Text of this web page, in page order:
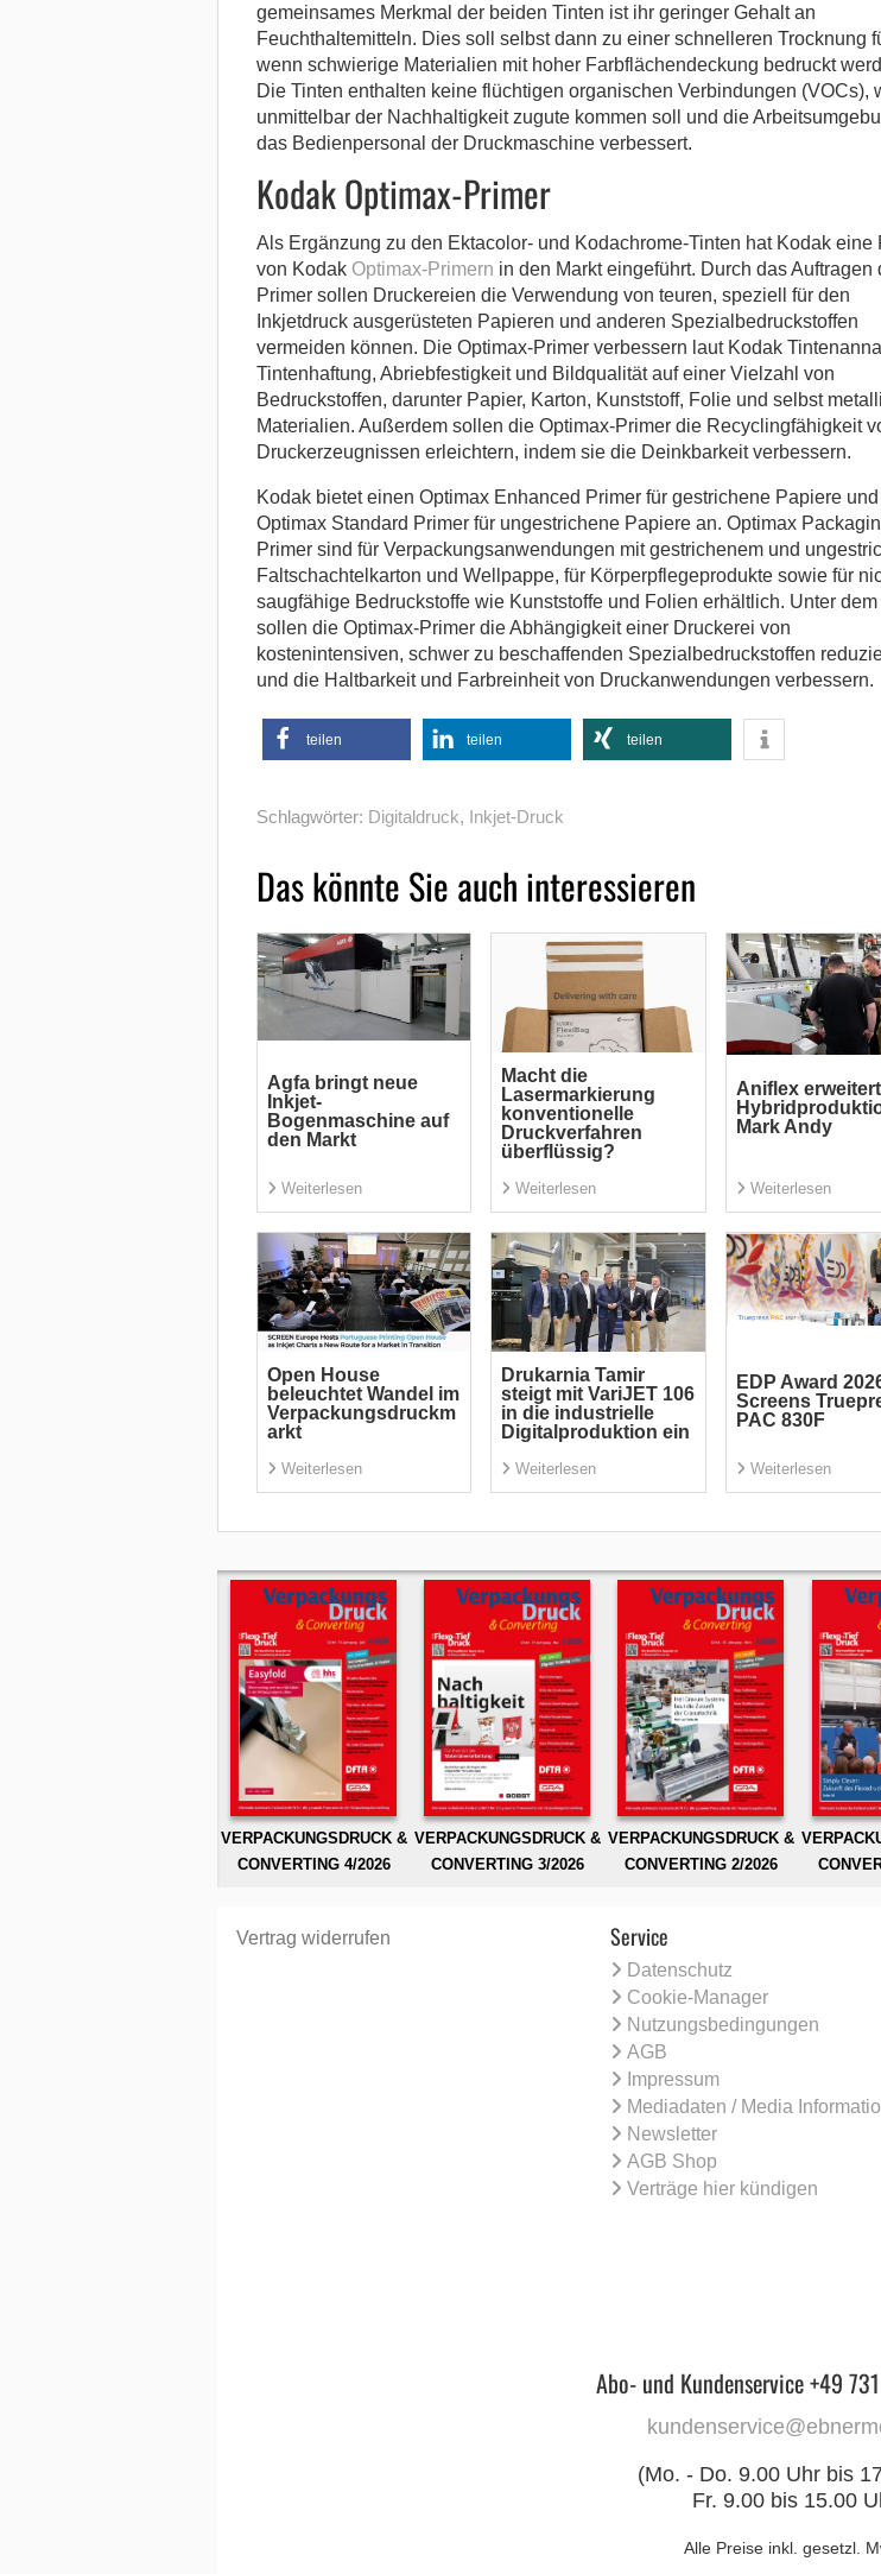
gemeinsames Merkmal der beiden Tinten ist ihr geringer Gehalt an
Feuchthaltemitteln. Dies soll selbst dann zu einer schnelleren Trocknung
wenn schwierige Materialien mit hoher Farbflächendeckung bedruckt
Die Tinten enthalten keine flüchtigen organischen Verbindungen (VOCs),
unmittelbar der Nachhaltigkeit zugute kommen soll und die
das Bedienpersonal der Druckmaschine verbessert.
Kodak Optimax-Primer
Als Ergänzung zu den Ektacolor- und Kodachrome-Tinten hat Kodak eine
von Kodak Optimax-Primern in den Markt eingeführt. Durch das Auftragen
Primer sollen Druckereien die Verwendung von teuren, speziell für den
Inkjetdruck ausgerüsteten Papieren und anderen Spezialbedruckstoffen
vermeiden können. Die Optimax-Primer verbessern laut Kodak
Tintenhaftung, Abriebfestigkeit und Bildqualität auf einer Vielzahl von
Bedruckstoffen, darunter Papier, Karton, Kunststoff, Folie und selbst
Materialien. Außerdem sollen die Optimax-Primer die Recyclingfähigkeit
Druckerzeugnissen erleichtern, indem sie die Deinkbarkeit verbessern.
Kodak bietet einen Optimax Enhanced Primer für gestrichene Papiere
Optimax Standard Primer für ungestrichene Papiere an. Optimax
Primer sind für Verpackungsanwendungen mit gestrichenem und
Faltschachtelkarton und Wellpappe, für Körperpflegeprodukte sowie für
saugfähige Bedruckstoffe wie Kunststoffe und Folien erhältlich. Unter dem
sollen die Optimax-Primer die Abhängigkeit einer Druckerei von
kostenintensiven, schwer zu beschaffenden Spezialbedruckstoffen
und die Haltbarkeit und Farbreinheit von Druckanwendungen verbessern.
teilen teilen teilen
Schlagwörter: Digitaldruck, Inkjet-Druck
Das könnte Sie auch interessieren
Agfa bringt neue
Inkjet-
Bogenmaschine auf
den Markt
Weiterlesen
Macht die
Lasermarkierung
konventionelle
Druckverfahren
überflüssig?
Weiterlesen
Aniflex erweitert
Mark Andy
Weiterlesen
Open House
beleuchtet Wandel im
Verpackungsdruckm
arkt
Weiterlesen
Drukarnia Tamir
steigt mit VariJET 106
in die industrielle
Digitalproduktion ein
Weiterlesen
EDP Award
Screens
PAC 830F
Weiterlesen
VERPACKUNGSDRUCK &
CONVERTING 4/2026
VERPACKUNGSDRUCK &
CONVERTING 3/2026
VERPACKUNGSDRUCK &
CONVERTING 2/2026
Vertrag widerrufen Service
Datenschutz
Cookie-Manager
Nutzungsbedingungen
AGB
Impressum
Mediadaten / Media
Newsletter
AGB Shop
Verträge hier kündigen
Abo- und Kundenservice +49
(Mo. - Do. 9.00 Uhr bis
Fr. 9.00 bis 15.00
Alle Preise inkl. gesetzl.